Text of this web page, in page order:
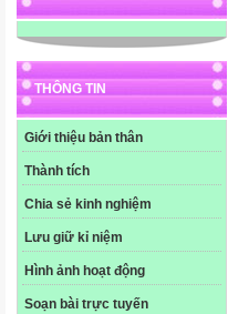
THÔNG TIN
Giới thiệu bản thân
Thành tích
Chia sẻ kinh nghiệm
Lưu giữ kỉ niệm
Hình ảnh hoạt động
Soạn bài trực tuyến